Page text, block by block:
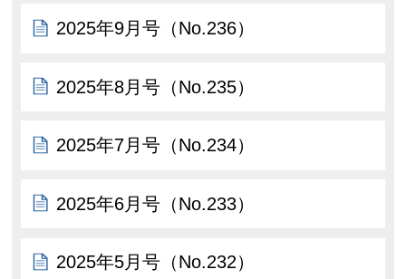
2025年9月号（No.236）
2025年8月号（No.235）
2025年7月号（No.234）
2025年6月号（No.233）
2025年5月号（No.232）